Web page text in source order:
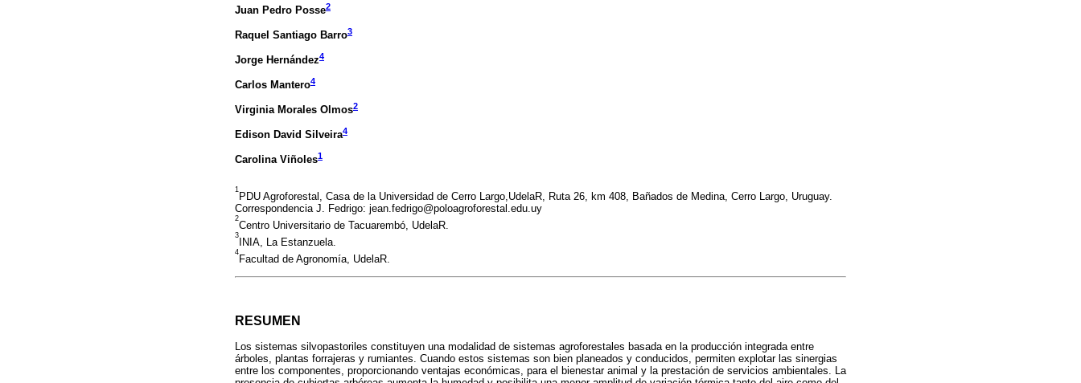
Juan Pedro Posse2
Raquel Santiago Barro3
Jorge Hernández4
Carlos Mantero4
Virginia Morales Olmos2
Edison David Silveira4
Carolina Viñoles1
1
PDU Agroforestal, Casa de la Universidad de Cerro Largo,UdelaR, Ruta 26, km 408, Bañados de Medina, Cerro Largo, Uruguay.
Correspondencia J. Fedrigo: jean.fedrigo@poloagroforestal.edu.uy
2
Centro Universitario de Tacuarembó, UdelaR.
3
INIA, La Estanzuela.
4
Facultad de Agronomía, UdelaR.
RESUMEN
Los sistemas silvopastoriles constituyen una modalidad de sistemas agroforestales basada en la producción integrada entre
árboles, plantas forrajeras y rumiantes. Cuando estos sistemas son bien planeados y conducidos, permiten explotar las sinergias
entre los componentes, proporcionando ventajas económicas, para el bienestar animal y la prestación de servicios ambientales. La